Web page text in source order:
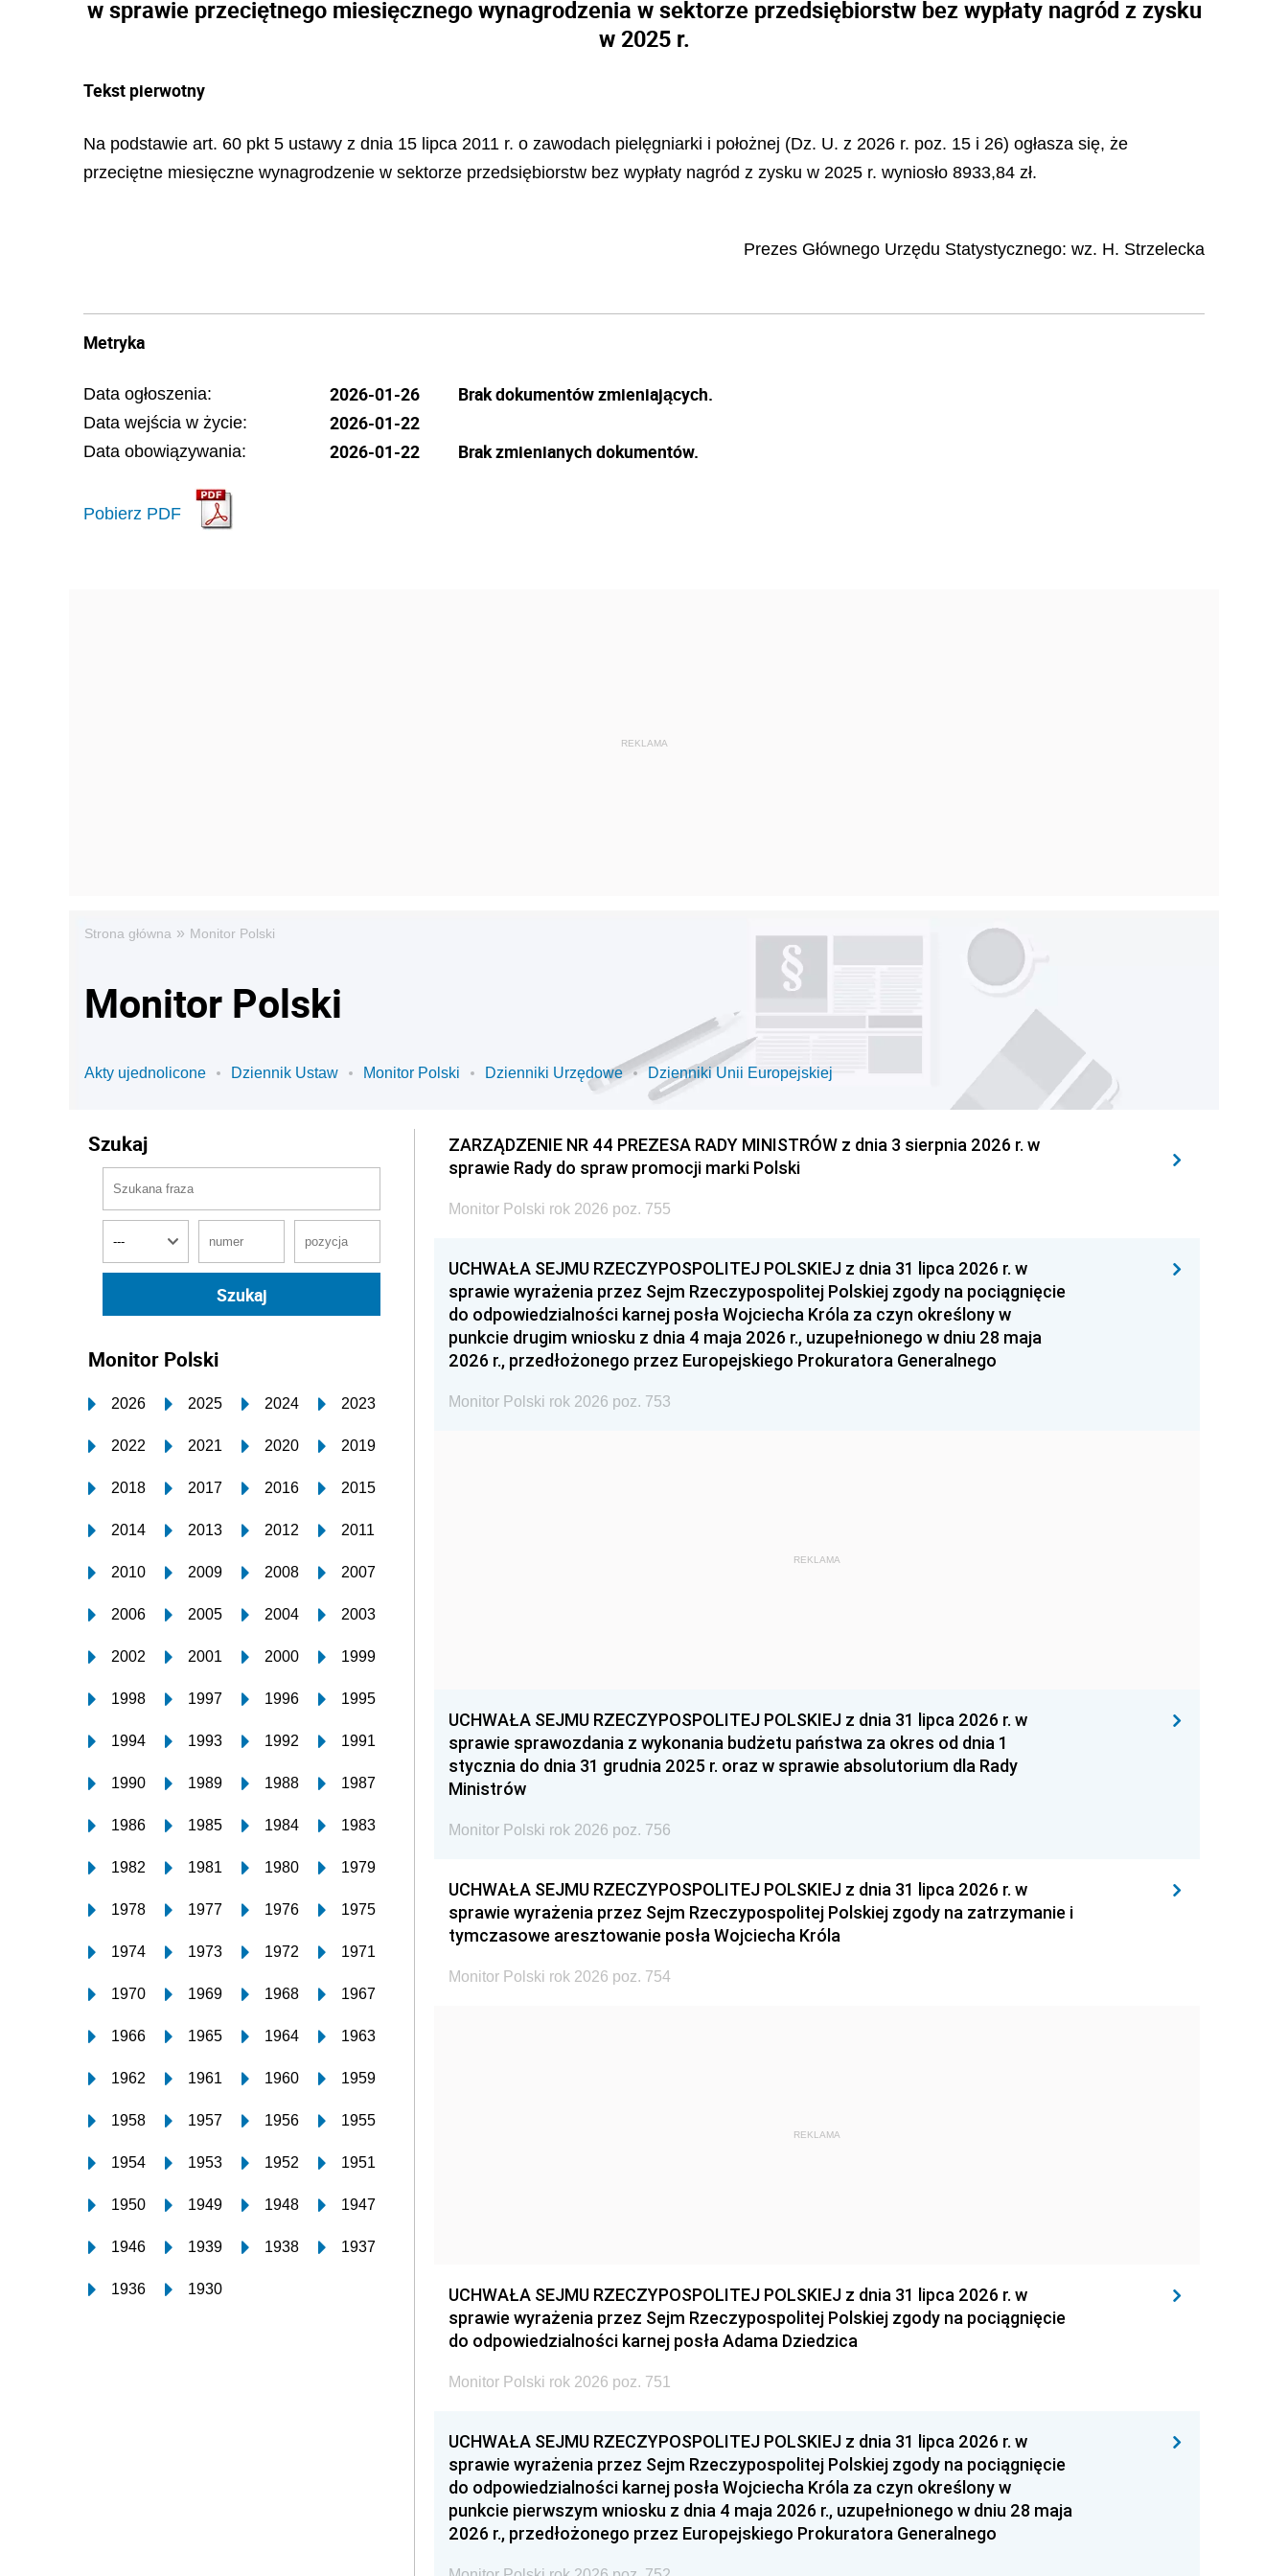
w sprawie przeciętnego miesięcznego wynagrodzenia w sektorze przedsiębiorstw bez wypłaty nagród z zysku
w 2025 r.
Tekst pierwotny
Na podstawie art. 60 pkt 5 ustawy z dnia 15 lipca 2011 r. o zawodach pielęgniarki i położnej (Dz. U. z 2026 r. poz. 15 i 26) ogłasza się, że
przeciętne miesięczne wynagrodzenie w sektorze przedsiębiorstw bez wypłaty nagród z zysku w 2025 r. wyniosło 8933,84 zł.
Prezes Głównego Urzędu Statystycznego: wz. H. Strzelecka
Metryka
Data ogłoszenia: 2026-01-26
Data wejścia w życie: 2026-01-22
Data obowiązywania: 2026-01-22
Pobierz PDF
Brak dokumentów zmieniających.
Brak zmienianych dokumentów.
Strona główna » Monitor Polski
Monitor Polski
Akty ujednolicone Dziennik Ustaw Monitor Polski Dzienniki Urzędowe Dzienniki Unii Europejskiej
Szukaj
Monitor Polski
2026 2025 2024 2023
2022 2021 2020 2019
2018 2017 2016 2015
2014 2013 2012 2011
2010 2009 2008 2007
2006 2005 2004 2003
2002 2001 2000 1999
1998 1997 1996 1995
1994 1993 1992 1991
1990 1989 1988 1987
1986 1985 1984 1983
1982 1981 1980 1979
1978 1977 1976 1975
1974 1973 1972 1971
1970 1969 1968 1967
1966 1965 1964 1963
1962 1961 1960 1959
1958 1957 1956 1955
1954 1953 1952 1951
1950 1949 1948 1947
1946 1939 1938 1937
1936 1930
ZARZĄDZENIE NR 44 PREZESA RADY MINISTRÓW z dnia 3 sierpnia 2026 r. w
sprawie Rady do spraw promocji marki Polski
Monitor Polski rok 2026 poz. 755
UCHWAŁA SEJMU RZECZYPOSPOLITEJ POLSKIEJ z dnia 31 lipca 2026 r. w
sprawie wyrażenia przez Sejm Rzeczypospolitej Polskiej zgody na pociągnięcie
do odpowiedzialności karnej posła Wojciecha Króla za czyn określony w
punkcie drugim wniosku z dnia 4 maja 2026 r., uzupełnionego w dniu 28 maja
2026 r., przedłożonego przez Europejskiego Prokuratora Generalnego
Monitor Polski rok 2026 poz. 753
REKLAMA
UCHWAŁA SEJMU RZECZYPOSPOLITEJ POLSKIEJ z dnia 31 lipca 2026 r. w
sprawie sprawozdania z wykonania budżetu państwa za okres od dnia 1
stycznia do dnia 31 grudnia 2025 r. oraz w sprawie absolutorium dla Rady
Ministrów
Monitor Polski rok 2026 poz. 756
UCHWAŁA SEJMU RZECZYPOSPOLITEJ POLSKIEJ z dnia 31 lipca 2026 r. w
sprawie wyrażenia przez Sejm Rzeczypospolitej Polskiej zgody na zatrzymanie i
tymczasowe aresztowanie posła Wojciecha Króla
Monitor Polski rok 2026 poz. 754
REKLAMA
UCHWAŁA SEJMU RZECZYPOSPOLITEJ POLSKIEJ z dnia 31 lipca 2026 r. w
sprawie wyrażenia przez Sejm Rzeczypospolitej Polskiej zgody na pociągnięcie
do odpowiedzialności karnej posła Adama Dziedzica
Monitor Polski rok 2026 poz. 751
UCHWAŁA SEJMU RZECZYPOSPOLITEJ POLSKIEJ z dnia 31 lipca 2026 r. w
sprawie wyrażenia przez Sejm Rzeczypospolitej Polskiej zgody na pociągnięcie
do odpowiedzialności karnej posła Wojciecha Króla za czyn określony w
punkcie pierwszym wniosku z dnia 4 maja 2026 r., uzupełnionego w dniu 28 maja
2026 r., przedłożonego przez Europejskiego Prokuratora Generalnego